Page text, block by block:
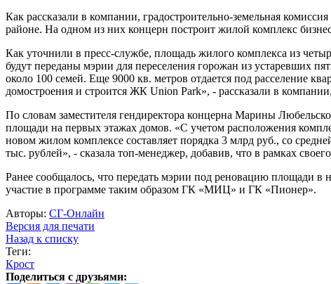
Как рассказали в компании, градостроительно-земельная
районе. На одном из них концерн построит жилой комплекс
Как уточнили в пресс-службе, площадь жилого комплекса из
будут переданы мэрии для переселения горожан из устаревших
около 100 семей. Еще 9000 кв. метров отдается под расселение
домостроения и строится ЖК Union Park», - рассказали в
По словам заместителя гендиректора концерна Марины
площади на первых этажах домов. «С учетом расположения
новом жилом комплексе составляет порядка 3 млрд руб., со
тыс. рублей», - сказала топ-менеджер, добавив, что в рамках
Ранее сообщалось, что передать мэрии под реновацию площади
участие в программе таким образом ГК «МИЦ» и ГК «Пионер».
Авторы: СГ-Онлайн
Версия для печати
Назад к списку
Теги:
Крост
Поделиться с друзьями: